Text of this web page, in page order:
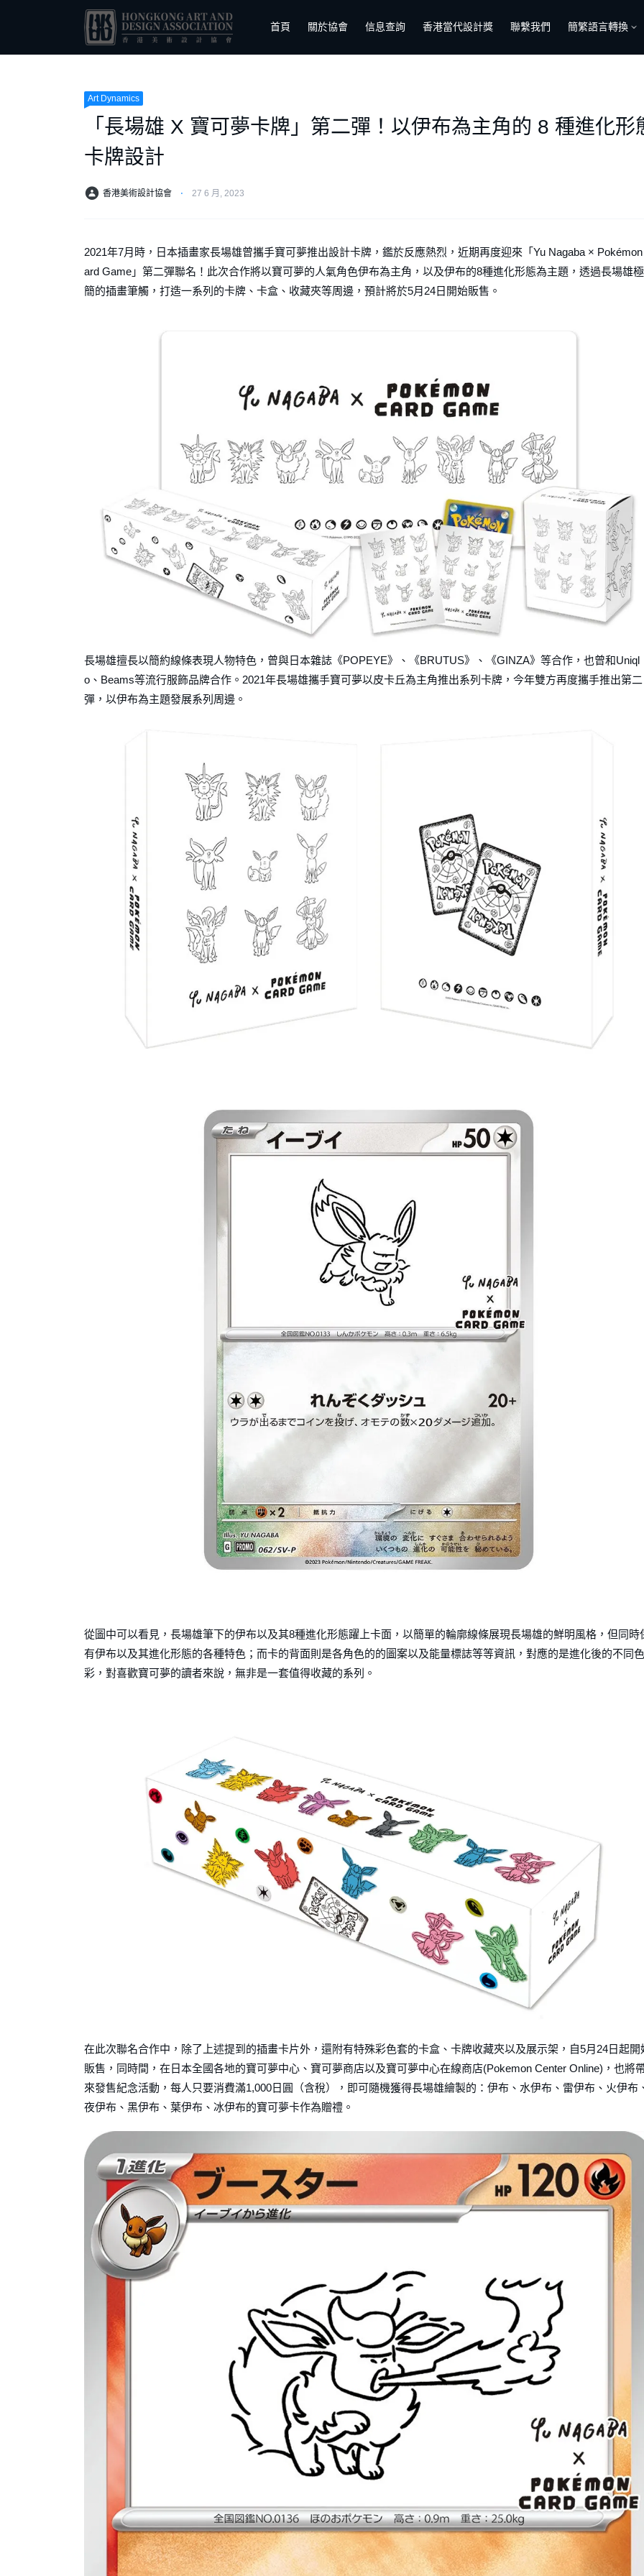
首頁 關於協會 信息查詢 香港當代設計獎 聯繫我們 簡繁語言轉換
Art Dynamics
「長場雄 X 寶可夢卡牌」第二彈！以伊布為主角的 8 種進化
卡牌設計
香港美術設計協會 ⋅ 27 6 月, 2023
2021年7月時，日本插畫家長場雄曾攜手寶可夢推出設計卡牌，鑑於反應熱烈，近期再度迎來「Yu Nagaba ×
ard Game」第二彈聯名！此次合作將以寶可夢的人氣角色伊布為主角，以及伊布的8種進化形態為主題，透過長場雄極
簡的插畫筆觸，打造一系列的卡牌、卡盒、收藏夾等周邊，預計將於5月24日開始販售。
長場雄擅長以簡約線條表現人物特色，曾與日本雜誌《POPEYE》、《BRUTUS》、《GINZA》等合作，也曾和Uniql
o、Beams等流行服飾品牌合作。2021年長場雄攜手寶可夢以皮卡丘為主角推出系列卡牌，今年雙方再度攜手推出第二
彈，以伊布為主題發展系列周邊。
從圖中可以看見，長場雄筆下的伊布以及其8種進化形態躍上卡面，以簡單的輪廓線條展現長場雄的鮮明風格，但同時
有伊布以及其進化形態的各種特色；而卡的背面則是各角色的的圖案以及能量標誌等等資訊，對應的是進化後的不同色
彩，對喜歡寶可夢的讀者來說，無非是一套值得收藏的系列。
在此次聯名合作中，除了上述提到的插畫卡片外，還附有特殊彩色套的卡盒、卡牌收藏夾以及展示架，自5月24日起開
販售，同時間，在日本全國各地的寶可夢中心、寶可夢商店以及寶可夢中心在線商店(Pokemon Center Online)，也將
來發售紀念活動，每人只要消費滿1,000日圓（含稅），即可隨機獲得長場雄繪製的：伊布、水伊布、雷伊布、火伊布
夜伊布、黑伊布、葉伊布、冰伊布的寶可夢卡作為贈禮。